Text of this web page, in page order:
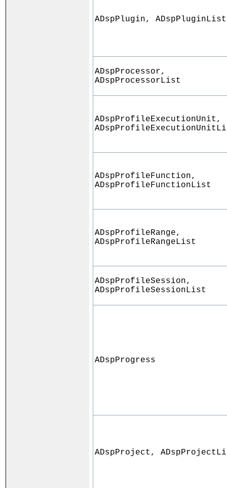
ADspPlugin, ADspPluginList
ADspProcessor,
ADspProcessorList
ADspProfileExecutionUnit,
ADspProfileFunction,
ADspProfileFunctionList
ADspProfileRange,
ADspProfileRangeList
ADspProfileSession,
ADspProfileSessionList
ADspProgress
ADspProject,